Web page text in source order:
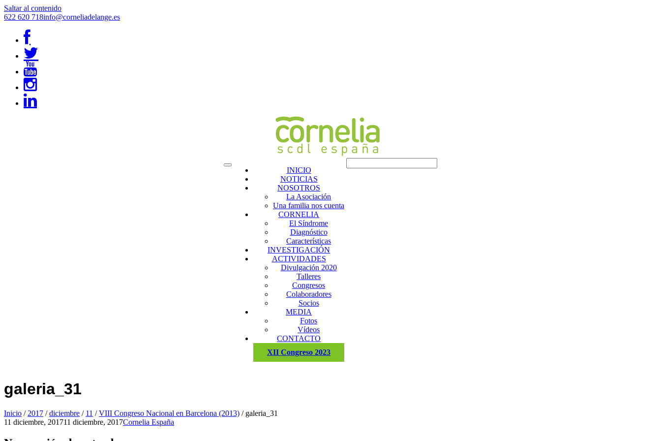
Saltar al contenido
622 620 718info@corneliadelange.es
INICIO
NOTICIAS
NOSOTROS
La Asociación
Una familia nos cuenta
CORNELIA
El Síndrome
Diagnóstico
Características
INVESTIGACIÓN
ACTIVIDADES
Divulgación 2020
Talleres
Congresos
Colaboradores
Socios
MEDIA
Fotos
Vídeos
CONTACTO
XII Congreso 2023
galeria_31
Inicio / 2017 / diciembre / 11 / VIII Congreso Nacional en Barcelona (2013) / galeria_31
11 diciembre, 201711 diciembre, 2017Cornelia España